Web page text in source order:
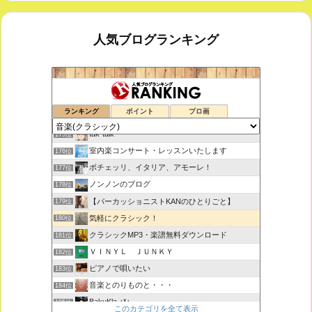
人気ブログランキング
ランキング ポイント ブロ画
鑑賞空間・忘れられない作品
174位 思えば遠くへ来たもんだ
175位 tak-talk
176位 室内楽コンサート・レッスンいたします
177位 ボチェッリ、イタリア、アモーレ！
178位 ノンノンのブログ
179位 【パーカッショニストKANのひとりごと】
180位 気軽にクラシック！
181位 クラシックMP3・楽譜無料ダウンロード
182位 ＶＩＮＹＬ ＪＵＮＫＹ
183位 ピアノで唄いたい
184位 音楽とのりものと・・・
185位
BakuKla +*+
このカテゴリを全て表示